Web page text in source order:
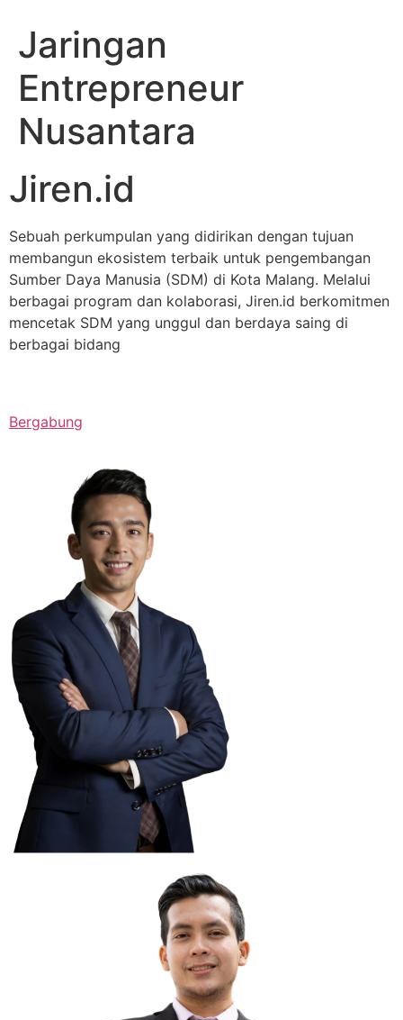
Jaringan
Entrepreneur
Nusantara
Jiren.id
Sebuah perkumpulan yang didirikan dengan tujuan
membangun ekosistem terbaik untuk pengembangan
Sumber Daya Manusia (SDM) di Kota Malang. Melalui
berbagai program dan kolaborasi, Jiren.id berkomitmen
mencetak SDM yang unggul dan berdaya saing di
berbagai bidang
Bergabung